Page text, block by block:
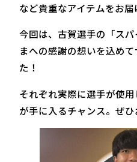
など貴重なアイテムをお届
今回は、古賀選手の「ス
まへの感謝の想いを込め
た！
それぞれ実際に選手が使
が手に入るチャンス。ぜひ